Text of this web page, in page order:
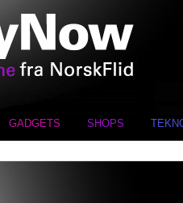
GADGETS SHOPS